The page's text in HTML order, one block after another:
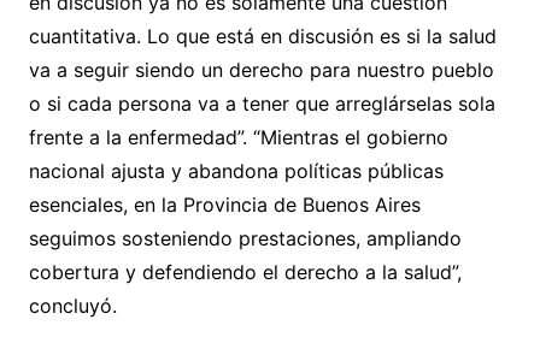
cuantitativa. Lo que está en discusión es si la salud
va a seguir siendo un derecho para nuestro pueblo
o si cada persona va a tener que arreglárselas sola
frente a la enfermedad”. “Mientras el gobierno
nacional ajusta y abandona políticas públicas
esenciales, en la Provincia de Buenos Aires
seguimos sosteniendo prestaciones, ampliando
cobertura y defendiendo el derecho a la salud”,
concluyó.